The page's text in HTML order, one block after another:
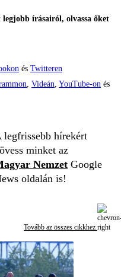
írásairól, olvassa őket
és Twitteren
Videán YouTube-on és
legfrissebb hírekért
minket az
Nemzet Google
oldalán is!
Tovább az összes cikkhez